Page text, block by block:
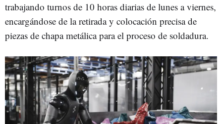
trabajando turnos de 10 horas diarias de lunes a viernes,
encargándose de la retirada y colocación precisa de
piezas de chapa metálica para el proceso de soldadura.